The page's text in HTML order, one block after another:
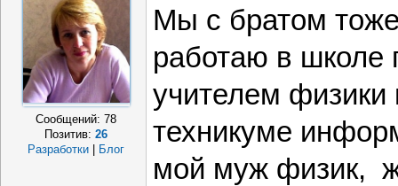
Сообщений: 78
Позитив: 26
Разработки
Блог
Мы с братом
работаю в школе
учителем физики
техникуме
мой муж физик,